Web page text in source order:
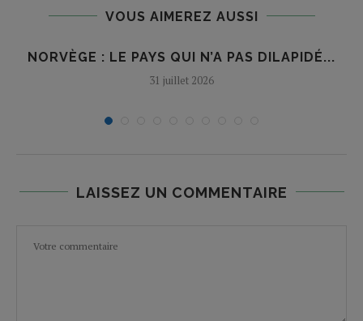
VOUS AIMEREZ AUSSI
NORVÈGE : LE PAYS QUI N’A PAS DILAPIDÉ...
31 juillet 2026
LAISSEZ UN COMMENTAIRE